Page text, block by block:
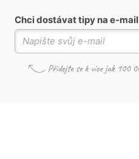
Chci dostávat tipy na e-mail